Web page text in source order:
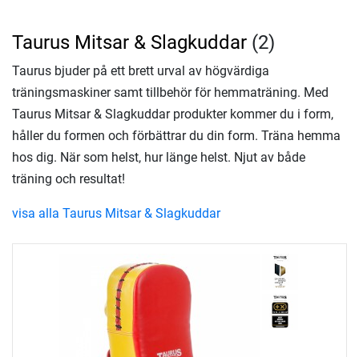
Taurus Mitsar & Slagkuddar (2)
Taurus bjuder på ett brett urval av högvärdiga
träningsmaskiner samt tillbehör för hemmaträning. Med
Taurus Mitsar & Slagkuddar produkter kommer du i form,
håller du formen och förbättrar du din form. Träna hemma
hos dig. När som helst, hur länge helst. Njut av både
träning och resultat!
visa alla Taurus Mitsar & Slagkuddar